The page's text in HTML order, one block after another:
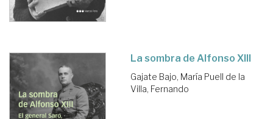
La sombra de Alfonso XIII
Gajate Bajo, María Puell de la
Villa, Fernando